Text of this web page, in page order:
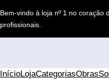
para
o
conteúdo
Bem-vindo à loja nº 1 no coração
profissionais
InícioLojaCategoriasObras